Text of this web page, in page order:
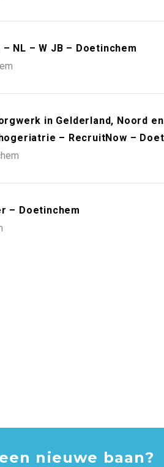
NL – W JB – Doetinchem
in Gelderland, Noord
– RecruitNow –
– Doetinchem
nieuwe baan?